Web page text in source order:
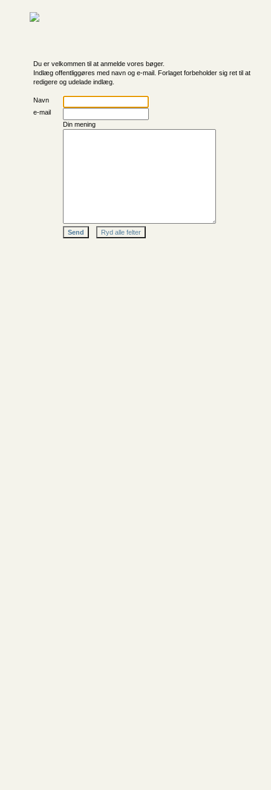
Du er velkommen til at anmelde vores bøger.
Indlæg offentliggøres med navn og e-mail. Forlaget forbeholder sig ret til at
redigere og udelade indlæg.
Navn
e-mail
Din mening